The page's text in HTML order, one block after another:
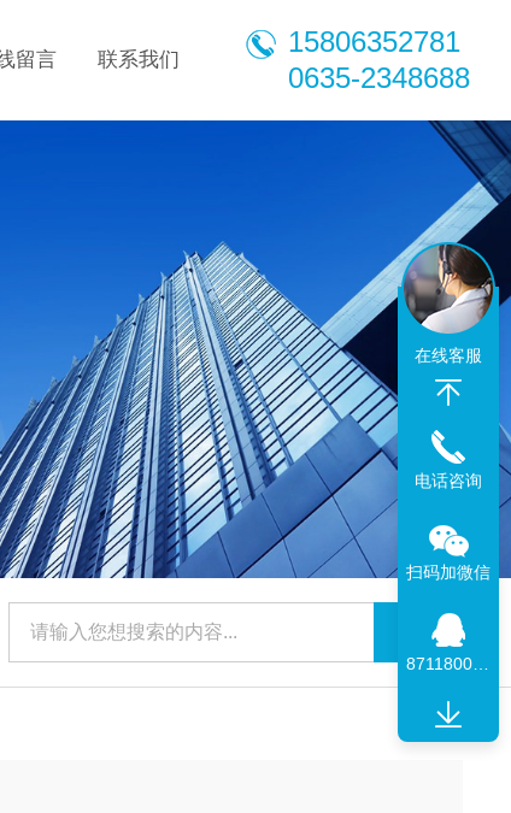
留言 联系我们
15806352781
0635-2348688
在线客服
电话咨询
扫码加微信